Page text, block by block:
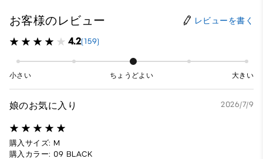
お客様のレビュー レビューを書く
4.2(159)
小さい ちょうどよい 大きい
娘のお気に入り 2026/7/9
購入サイズ: M
購入カラー: 09 BLACK